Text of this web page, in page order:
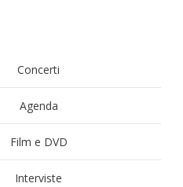
Concerti
Agenda
Film e DVD
Interviste